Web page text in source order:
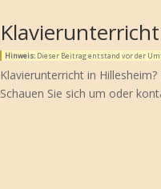
Hinweis: Dieser Beitrag entstand vor der
Klavierunterricht in
Schauen Sie sich um oder